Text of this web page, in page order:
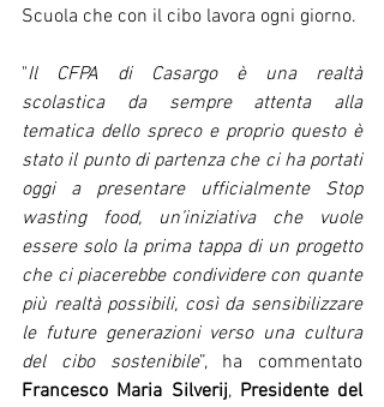
Scuola che con il cibo lavora ogni giorno.
"Il CFPA di Casargo è una realtà
scolastica da sempre attenta alla
tematica dello spreco e proprio questo è
stato il punto di partenza che ci ha portati
oggi a presentare ufficialmente Stop
wasting food, un’iniziativa che vuole
essere solo la prima tappa di un progetto
che ci piacerebbe condividere con quante
più realtà possibili, così da sensibilizzare
le future generazioni verso una cultura
del cibo sostenibile
Francesco Maria Silverij, Presidente del